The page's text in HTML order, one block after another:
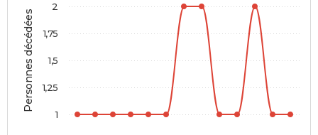
Personnes décédées
1
1,25
1,5
1,75
2